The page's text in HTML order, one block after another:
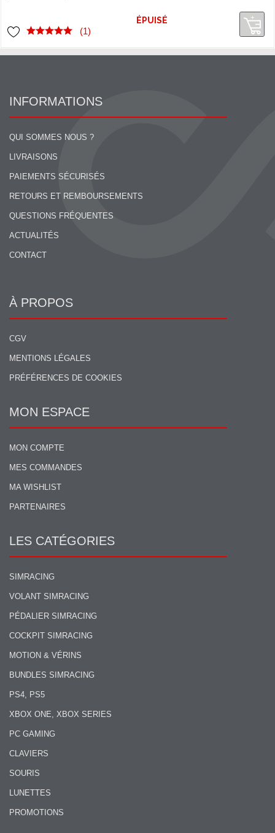
(1)
ÉPUISÉ
INFORMATIONS
QUI SOMMES NOUS ?
LIVRAISONS
PAIEMENTS SÉCURISÉS
RETOURS ET REMBOURSEMENTS
QUESTIONS FRÉQUENTES
ACTUALITÉS
CONTACT
À PROPOS
CGV
MENTIONS LÉGALES
PRÉFÉRENCES DE COOKIES
MON ESPACE
MON COMPTE
MES COMMANDES
MA WISHLIST
PARTENAIRES
LES CATÉGORIES
SIMRACING
VOLANT SIMRACING
PÉDALIER SIMRACING
COCKPIT SIMRACING
MOTION & VÉRINS
BUNDLES SIMRACING
PS4, PS5
XBOX ONE, XBOX SERIES
PC GAMING
CLAVIERS
SOURIS
LUNETTES
PROMOTIONS